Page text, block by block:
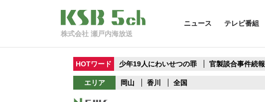
株式会社 瀬戸内海放送
ニュース テレビ番組
HOTワード 少年19人にわいせつの罪 官製談合事件続報
エリア 岡山 香川 全国